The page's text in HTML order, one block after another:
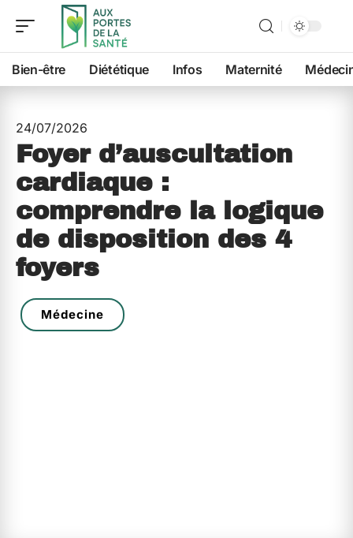
Bien-être Diététique Infos Maternité
24/07/2026
Foyer d’auscultation
cardiaque :
comprendre la logique
de disposition des 4
foyers
Médecine